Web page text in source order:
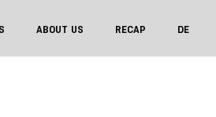
ABOUT US RECAP DE